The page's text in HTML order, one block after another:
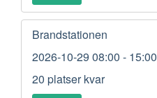
Brandstationen
2026-10-29 08:00 - 15:00
20 platser kvar